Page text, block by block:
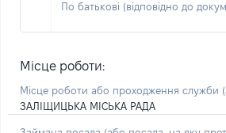
По батькові (відповідно до
Місце роботи:
Місце роботи або проходження служби
ЗАЛІЩИЦЬКА МІСЬКА РАДА